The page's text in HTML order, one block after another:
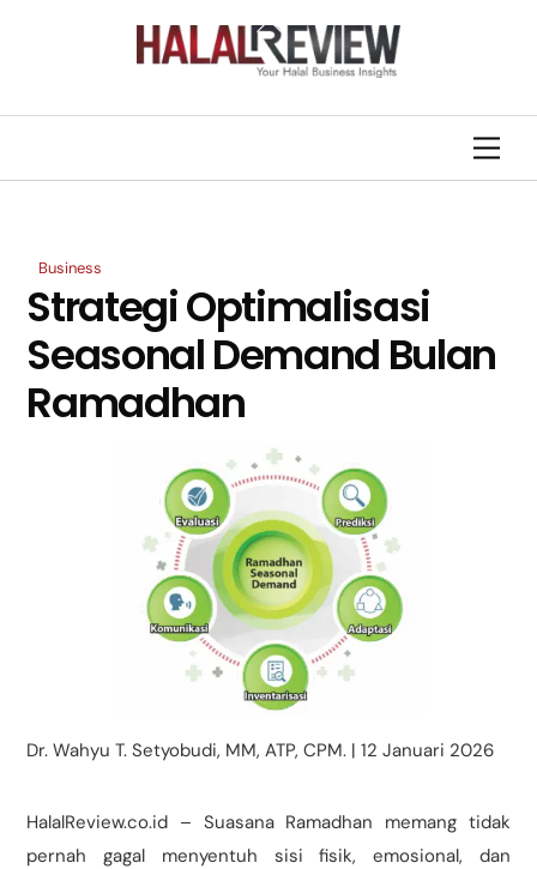
Strategi Optimalisasi
Seasonal Demand Bulan
Ramadhan
Business
Dr. Wahyu T. Setyobudi, MM, ATP, CPM. | 12 Januari 2026
HalalReview.co.id – Suasana Ramadhan memang tidak
pernah gagal menyentuh sisi fisik, emosional, dan
To
Top